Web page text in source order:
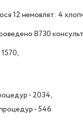
12 немовлят: 4
8730
- 2034,
- 546